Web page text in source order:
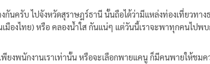
กันครับ ไปจังหวัดสุราษฎร์ธานี นั้นถือได้ว่ามีแหล่งท่องเที่ยวท
องไทย) หรือ คลองน้ำใส กันแน่ๆ แต่วันนี้เราจะพาทุกคนไปพ
งพนักงานเราเท่านั้น หรือจะเลือกพายแคนู ก็มีคนพายให้ชมค